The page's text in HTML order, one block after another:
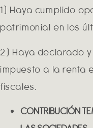
1) Haya cumplido
patrimonial en los
2) Haya declarado
impuesto a la renta
fiscales.
CONTRIBUCIÓN